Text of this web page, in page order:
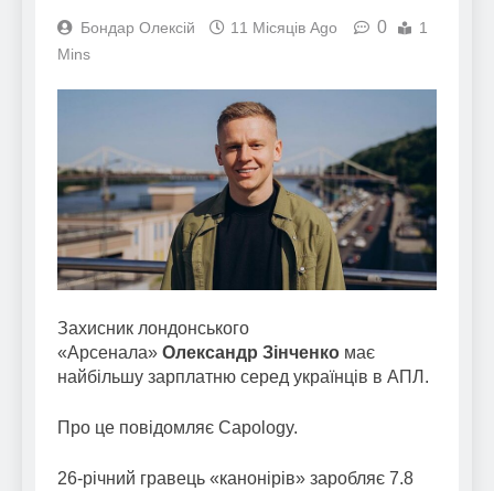
Бондар Олексій 11 Місяців Ago 0
1
Mins
Захисник лондонського
«Арсенала» Олександр Зінченко має
найбільшу зарплатню серед українців в АПЛ.
Про це повідомляє Capology.
26-річний гравець «канонірів» заробляє 7.8